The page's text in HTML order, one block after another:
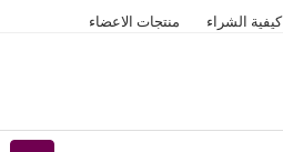
كيفية الشراء منتجات الاعضاء